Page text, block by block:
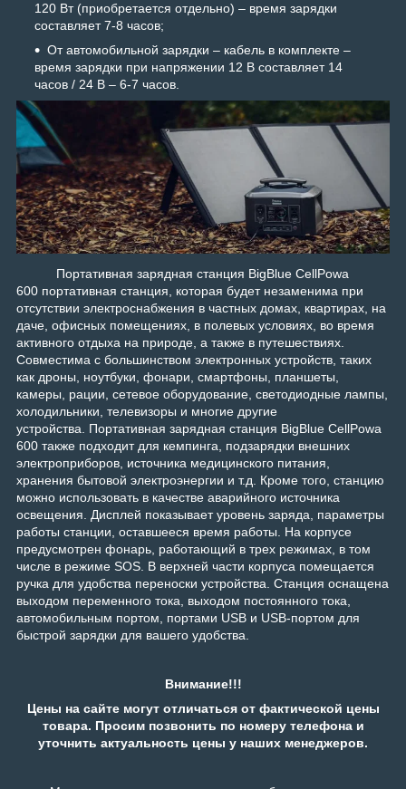
120 Вт (приобретается отдельно) – время зарядки
составляет 7-8 часов;
От автомобильной зарядки – кабель в комплекте –
время зарядки при напряжении 12 В составляет 14
часов / 24 В – 6-7 часов.
Портативная зарядная станция BigBlue CellPowa
600 портативная станция, которая будет незаменима при
отсутствии электроснабжения в частных домах, квартирах, на
даче, офисных помещениях, в полевых условиях, во время
активного отдыха на природе, а также в путешествиях.
Совместима с большинством электронных устройств, таких
как дроны, ноутбуки, фонари, смартфоны, планшеты,
камеры, рации, сетевое оборудование, светодиодные лампы,
холодильники, телевизоры и многие другие
устройства. Портативная зарядная станция BigBlue CellPowa
600 также подходит для кемпинга, подзарядки внешних
электроприборов, источника медицинского питания,
хранения бытовой электроэнергии и т.д. Кроме того, станцию
можно использовать в качестве аварийного источника
освещения. Дисплей показывает уровень заряда, параметры
работы станции, оставшееся время работы. На корпусе
предусмотрен фонарь, работающий в трех режимах, в том
числе в режиме SOS. В верхней части корпуса помещается
ручка для удобства переноски устройства. Станция оснащена
выходом переменного тока, выходом постоянного тока,
автомобильным портом, портами USB и USB-портом для
быстрой зарядки для вашего удобства.
Внимание!!!
Цены на сайте могут отличаться от фактической цены
товара. Просим позвонить по номеру телефона и
уточнить актуальность цены у наших менеджеров.